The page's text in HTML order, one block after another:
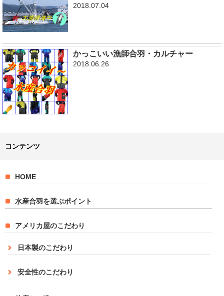
2018.07.04
かっこいい漁師合羽・カルチャー
2018.06.26
コンテンツ
HOME
水産合羽を選ぶポイント
アメリカ屋のこだわり
日本製のこだわり
安全性のこだわり